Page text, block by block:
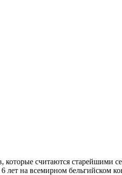
которые считаются старейшими
на всемирном бельгийском